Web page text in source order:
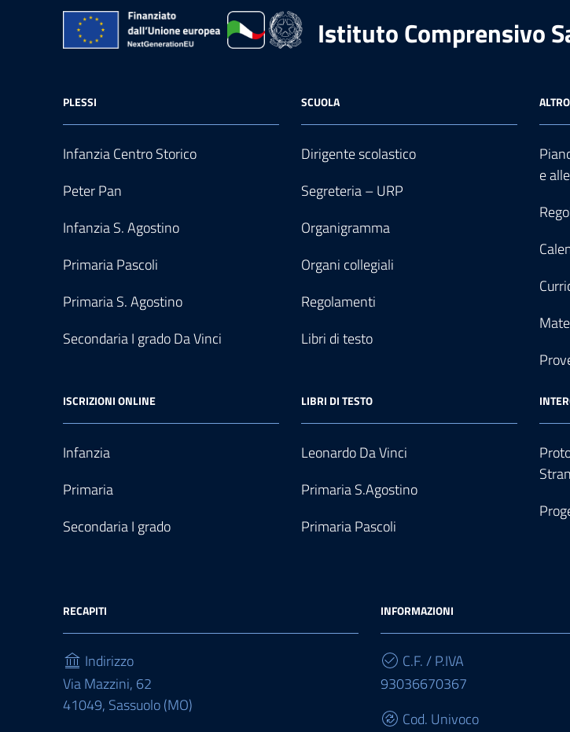
Istituto Comprensivo
PLESSI
Infanzia Centro Storico
Peter Pan
Infanzia S. Agostino
Primaria Pascoli
Primaria S. Agostino
Secondaria I grado Da Vinci
SCUOLA
Dirigente scolastico
Segreteria – URP
Organigramma
Organi collegiali
Regolamenti
Libri di testo
ALTRO
e
ISCRIZIONI ONLINE
Infanzia
Primaria
Secondaria I grado
LIBRI DI TESTO
Leonardo Da Vinci
Primaria S.Agostino
Primaria Pascoli
RECAPITI
Indirizzo
Via Mazzini, 62
41049, Sassuolo (MO)
INFORMAZIONI
C.F. / P.IVA
93036670367
Cod. Univoco